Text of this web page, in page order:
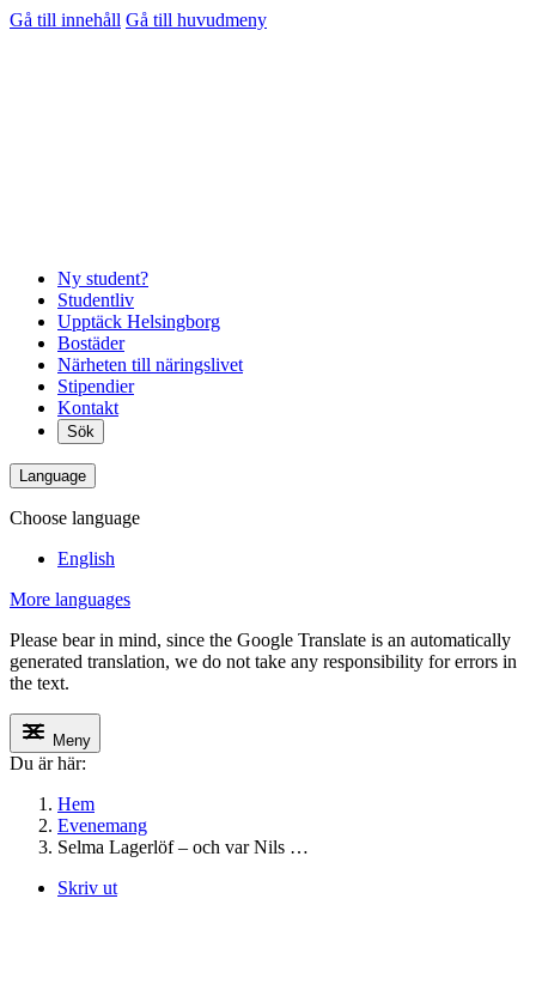
Gå till innehåll Gå till huvudmeny
Ny student?
Studentliv
Upptäck Helsingborg
Bostäder
Närheten till näringslivet
Stipendier
Kontakt
Sök
Language
Choose language
English
More languages
Please bear in mind, since the Google Translate is an automatically
generated translation, we do not take any responsibility for errors in
the text.
Meny
Du är här:
Hem
Evenemang
Selma Lagerlöf – och var Nils …
Skriv ut